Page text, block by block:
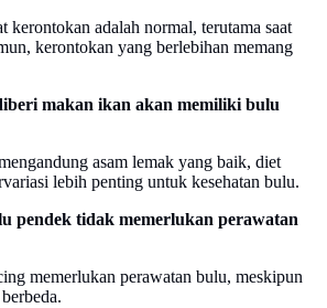
kerontokan adalah normal, terutama saat
kerontokan yang berlebihan memang
makan ikan akan memiliki bulu
asam lemak yang baik, diet
lebih penting untuk kesehatan bulu.
pendek tidak memerlukan perawatan
memerlukan perawatan bulu, meskipun